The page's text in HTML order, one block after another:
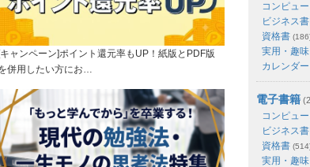
[キャンペーン]ポイント還元率もUP！紙版とPDF版
併用したい方にお…
コンピュ
ビジネス書
資格書
実用・趣
カレンダー
電子書籍
コンピュ
ビジネス書
資格書
実用・趣